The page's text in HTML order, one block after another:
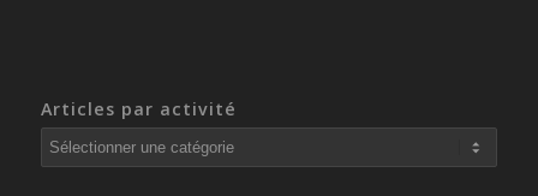
Articles par activité
Articles
par